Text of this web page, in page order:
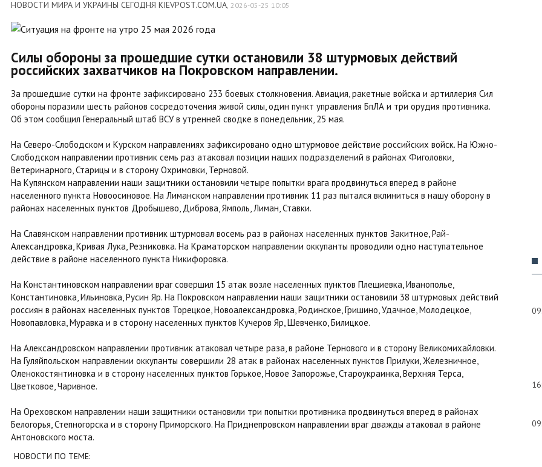
НОВОСТИ МИРА И УКРАИНЫ СЕГОДНЯ KIEVPOST.COM.UA, 2026-05-25 10:05
Силы обороны за прошедшие сутки остановили 38 штурмовых действий
российских захватчиков на Покровском направлении.
За прошедшие сутки на фронте зафиксировано 233 боевых столкновения. Авиация, ракетные войска и артиллерия Сил
обороны поразили шесть районов сосредоточения живой силы, один пункт управления БпЛА и три орудия противника.
Об этом сообщил Генеральный штаб ВСУ в утренней сводке в понедельник, 25 мая.
На Северо-Слободском и Курском направлениях зафиксировано одно штурмовое действие российских войск. На Южно-
Слободском направлении противник семь раз атаковал позиции наших подразделений в районах Фиголовки,
Ветеринарного, Старицы и в сторону Охримовки, Терновой.
На Купянском направлении наши защитники остановили четыре попытки врага продвинуться вперед в районе
населенного пункта Новоосиновое. На Лиманском направлении противник 11 раз пытался вклиниться в нашу оборону в
районах населенных пунктов Дробышево, Диброва, Ямполь, Лиман, Ставки.
На Славянском направлении противник штурмовал восемь раз в районах населенных пунктов Закитное, Рай-
Александровка, Кривая Лука, Резниковка. На Краматорском направлении оккупанты проводили одно наступательное
действие в районе населенного пункта Никифоровка.
На Константиновском направлении враг совершил 15 атак возле населенных пунктов Плещиевка, Иванополье,
Константиновка, Ильиновка, Русин Яр. На Покровском направлении наши защитники остановили 38 штурмовых действий
россиян в районах населенных пунктов Торецкое, Новоалександровка, Родинское, Гришино, Удачное, Молодецкое,
Новопавловка, Муравка и в сторону населенных пунктов Кучеров Яр, Шевченко, Билицкое.
На Александровском направлении противник атаковал четыре раза, в районе Тернового и в сторону Великомихайловки.
На Гуляйпольском направлении оккупанты совершили 28 атак в районах населенных пунктов Прилуки, Железничное,
Оленокостянтиновка и в сторону населенных пунктов Горькое, Новое Запорожье, Староукраинка, Верхняя Терса,
Цветковое, Чаривное.
На Ореховском направлении наши защитники остановили три попытки противника продвинуться вперед в районах
Белогорья, Степногорска и в сторону Приморского. На Приднепровском направлении враг дважды атаковал в районе
Антоновского моста.
НОВОСТИ ПО ТЕМЕ: